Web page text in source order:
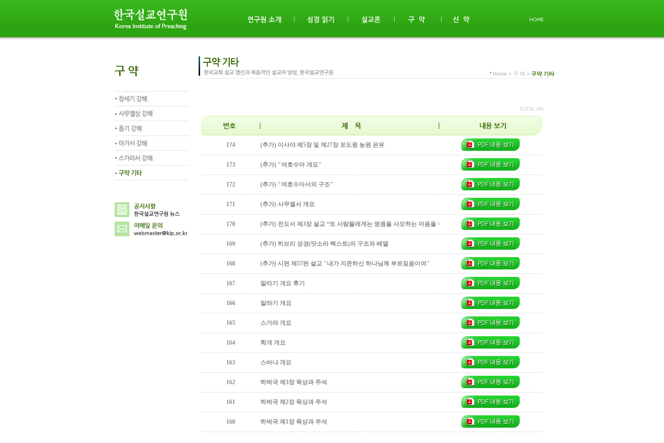
Home > 구 약 > 구약 기타
TOTAL 189
174 (추가) 이사야 제5장 및 제27장 포도원 농원 은유
173 (추가) "여호수아 개요"
172 (추가) "여호수아서의 구조"
171 (추가) 사무엘서 개요
170 (추가) 전도서 제3장 설교 “또 사람들에게는 영원을 사모하는 마음을 주셨느니라”
169 (추가) 히브리 성경(맛소라 텍스트)의 구조와 배열
168 (추가) 시편 제57편 설교 "내가 지존하신 하나님께 부르짖음이여"
167 말라기 개요 후기
166 말라기 개요
165 스가랴 개요
164 학개 개요
163 스바냐 개요
162 하박국 제3장 묵상과 주석
161 하박국 제2장 묵상과 주석
160 하박국 제1장 묵상과 주석